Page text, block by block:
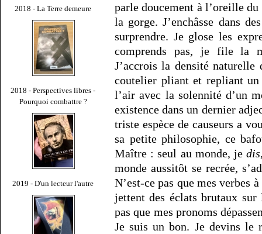
2018 - La Terre demeure
2018 - Perspectives libres -
Pourquoi combattre ?
2019 - D'un lecteur l'autre
parle doucement à l’oreille
la gorge. J’enchâsse dans
surprendre. Je glose les
comprends pas, je file la
J’accrois la densité
coutelier pliant et repliant un
l’air avec la solennité d’un
existence dans un dernier
triste espèce de causeurs a
sa petite philosophie, ce
Maître : seul au monde, jedis
monde aussitôt se recrée,
N’est-ce pas que mes verbes
jettent des éclats brutaux sur
pas que mes pronoms
Je suis un bon. Je devins le